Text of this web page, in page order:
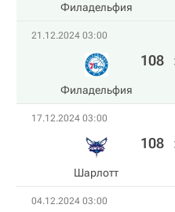
Филадельфия
21.12.2024 03:00
Филадельфия
108
17.12.2024 03:00
Шарлотт
108
04.12.2024 03:00